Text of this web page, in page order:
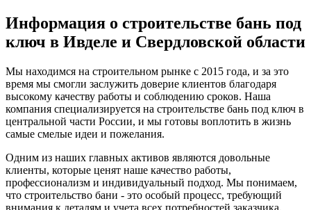
Информация о строительстве бань под
ключ в Ивделе и Свердловской области
Мы находимся на строительном рынке с 2015 года, и за это
время мы смогли заслужить доверие клиентов благодаря
высокому качеству работы и соблюдению сроков. Наша
компания специализируется на строительстве бань под ключ в
центральной части России, и мы готовы воплотить в жизнь
самые смелые идеи и пожелания.
Одним из наших главных активов являются довольные
клиенты, которые ценят наше качество работы,
профессионализм и индивидуальный подход. Мы понимаем,
что строительство бани - это особый процесс, требующий
внимания к деталям и учета всех потребностей заказчика.